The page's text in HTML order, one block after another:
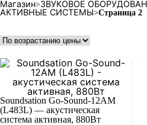
Магазин>ЗВУКОВОЕ
АКТИВНЫЕ СИСТЕМЫ>Страница 2
Soundsation Go-Sound-12AM
(L483L) — акустическая
система активная, 880Вт